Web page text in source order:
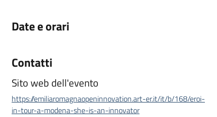
Date e orari
Contatti
Sito web dell'evento
https://emiliaromagnaopeninnovation.art-er.it/it/b/168/eroi-
in-tour-a-modena-she-is-an-innovator